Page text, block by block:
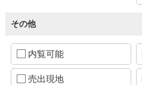
その他
内覧可能
売出現地